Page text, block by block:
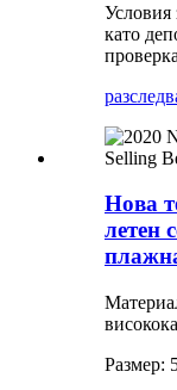
Условия
като
Нова
летен
Размер: